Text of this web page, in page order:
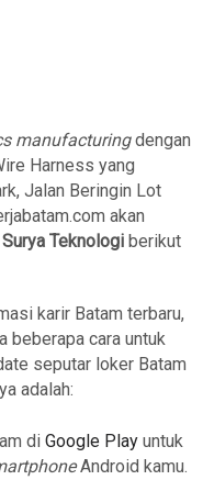
manufacturingdengan
Harness yang
Jalan Beringin Lot
akan
Surya Teknologi berikut
karir Batam terbaru,
beberapa cara untuk
seputar loker Batam
adalah:
di Google Playuntuk
Android kamu.